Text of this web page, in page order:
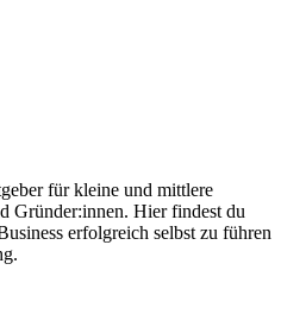
für kleine und mittlere
Gründer:innen. Hier findest du
erfolgreich selbst zu führen